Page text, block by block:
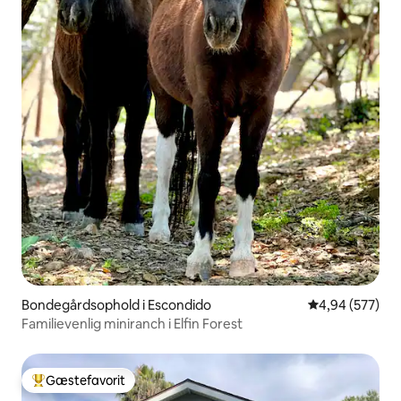
Bondegårdsophold i Escondido 4,94 ud af 5 i
4,94 (577)
Familievenlig miniranch i Elfin Forest
Bedste gæstefavorit
Gæstefavorit